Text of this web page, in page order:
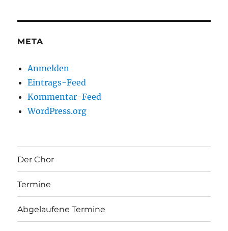
META
Anmelden
Eintrags-Feed
Kommentar-Feed
WordPress.org
Der Chor
Termine
Abgelaufene Termine